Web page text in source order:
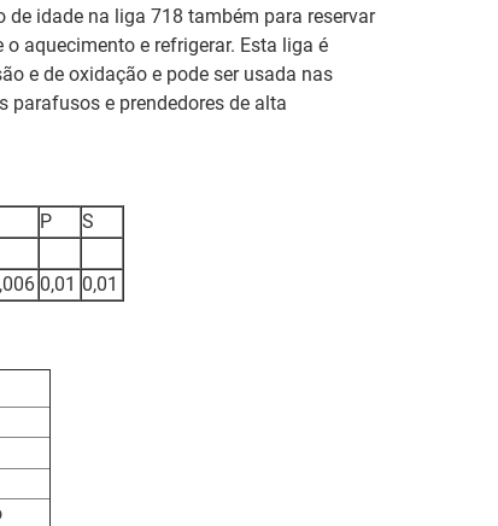
idade na liga 718 também para reservar
aquecimento e refrigerar. Esta liga é
e de oxidação e pode ser usada nas
parafusos e prendedores de alta
P
S
0,01 0,01